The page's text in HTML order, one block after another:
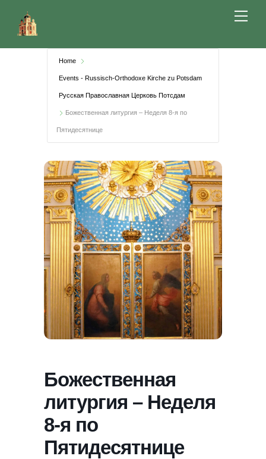
Home
Events - Russisch-Orthodoxe Kirche zu Potsdam
Русская Православная Церковь Потсдам
Божественная литургия – Неделя 8-я по
Пятидесятнице
Божественная
литургия – Неделя
8-я по
Пятидесятнице